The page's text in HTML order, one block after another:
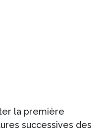
la première
successives des